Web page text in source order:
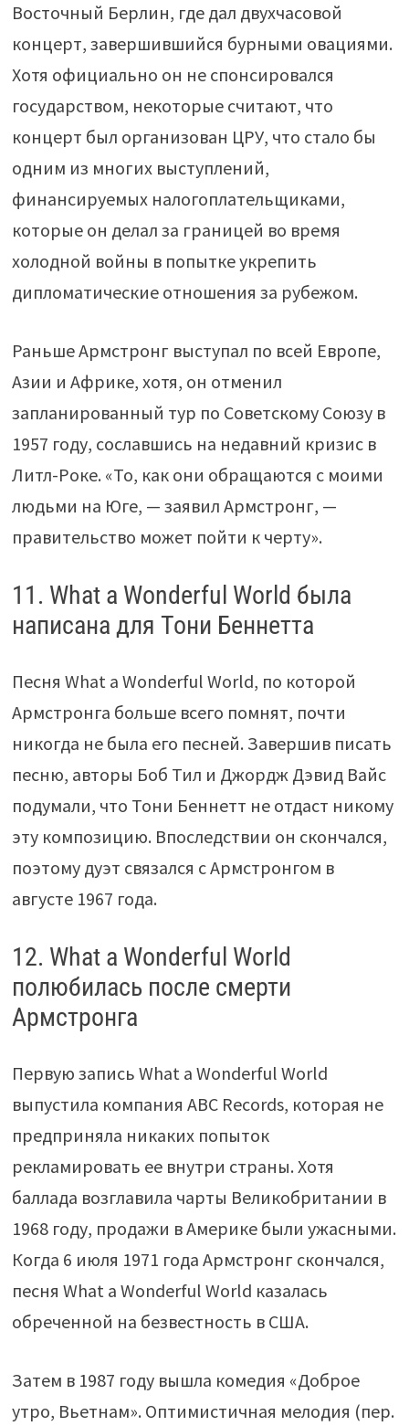
Восточный Берлин, где дал двухчасовой
концерт, завершившийся бурными овациями.
Хотя официально он не спонсировался
государством, некоторые считают, что
концерт был организован ЦРУ, что стало бы
одним из многих выступлений,
финансируемых налогоплательщиками,
которые он делал за границей во время
холодной войны в попытке укрепить
дипломатические отношения за рубежом.
Раньше Армстронг выступал по всей Европе,
Азии и Африке, хотя, он отменил
запланированный тур по Советскому Союзу в
1957 году, сославшись на недавний кризис в
Литл-Роке. «То, как они обращаются с моими
людьми на Юге, — заявил Армстронг, —
правительство может пойти к черту».
11. What a Wonderful World была
написана для Тони Беннетта
Песня What a Wonderful World, по которой
Армстронга больше всего помнят, почти
никогда не была его песней. Завершив писать
песню, авторы Боб Тил и Джордж Дэвид Вайс
подумали, что Тони Беннетт не отдаст никому
эту композицию. Впоследствии он скончался,
поэтому дуэт связался с Армстронгом в
августе 1967 года.
12. What a Wonderful World
полюбилась после смерти
Армстронга
Первую запись What a Wonderful World
выпустила компания ABC Records, которая не
предприняла никаких попыток
рекламировать ее внутри страны. Хотя
баллада возглавила чарты Великобритании в
1968 году, продажи в Америке были ужасными.
Когда 6 июля 1971 года Армстронг скончался,
песня What a Wonderful World казалась
обреченной на безвестность в США.
Затем в 1987 году вышла комедия «Доброе
утро, Вьетнам». Оптимистичная мелодия (пер.